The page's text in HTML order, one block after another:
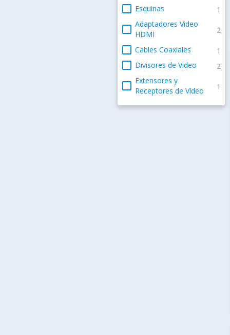
check_box_outline_blank Esquinas 1
check_box_outline_blank Adaptadores Video
HDMI
2
check_box_outline_blank Cables Coaxiales 1
check_box_outline_blank Divisores de Video 2
check_box_outline_blank Extensores y
Receptores de Vídeo
1